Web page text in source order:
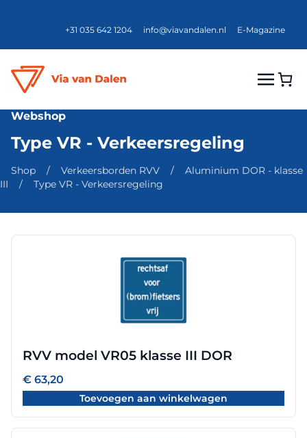
+31 035 642 1204 info@viavandalen.nl E-Magazine
Webshop
Type VR - Verkeersregeling
Shop / Verkeersborden RVV /
Aluminium DOR - klasse
III
/ Type VR - Verkeersregeling
RVV model VR05 klasse III DOR
€ 63,20
Toevoegen aan winkelwagen